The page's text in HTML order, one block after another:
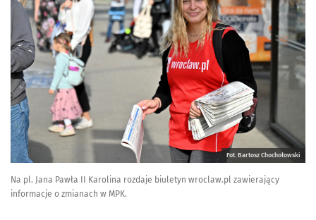
Fot. Bartosz Chochołowski
Na pl. Jana Pawła II Karolina rozdaje biuletyn wroclaw.pl zawierający
informacje o zmianach w MPK.